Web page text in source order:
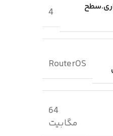
4
RouterOS
64
مگابیت